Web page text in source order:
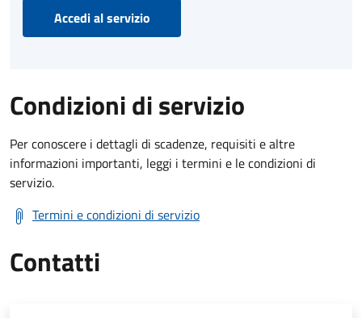
Accedi al servizio
Condizioni di servizio
Per conoscere i dettagli di scadenze, requisiti e altre
informazioni importanti, leggi i termini e le condizioni di
servizio.
Termini e condizioni di servizio
Contatti